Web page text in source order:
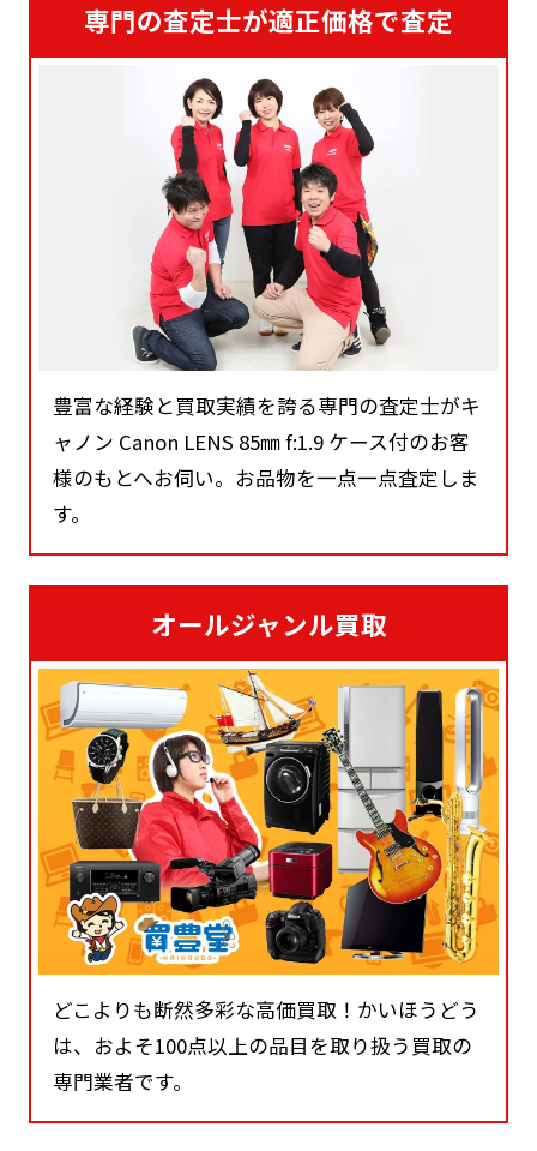
専門の査定士が適正価格で査定
豊富な経験と買取実績を誇る専門の査定士がキ
ャノン Canon LENS 85㎜ f:1.9 ケース付のお客
様のもとへお伺い。お品物を一点一点査定しま
す。
オールジャンル買取
どこよりも断然多彩な高価買取！かいほうどう
は、およそ100点以上の品目を取り扱う買取の
専門業者です。